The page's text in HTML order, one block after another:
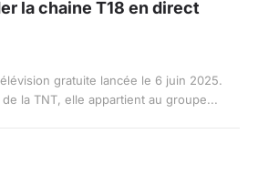
la chaine T18 en direct
gratuite lancée le 6 juin 2025.
la TNT, elle appartient au groupe...